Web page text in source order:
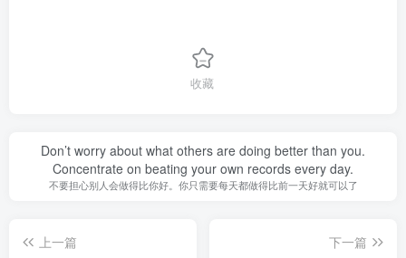
收藏
Don’t worry about what others are doing better than you.
Concentrate on beating your own records every day.
不要担心别人会做得比你好。你只需要每天都做得比前一天好就可以了
上一篇
下一篇